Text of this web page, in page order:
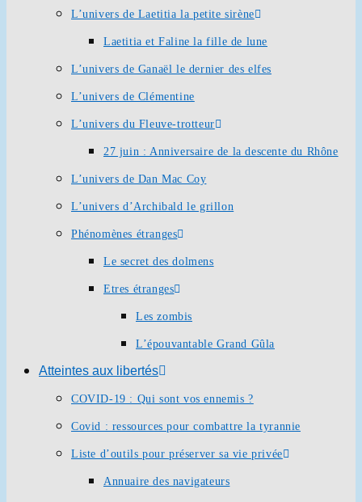
L’univers de Laetitia la petite sirène
Laetitia et Faline la fille de lune
L’univers de Ganaël le dernier des elfes
L’univers de Clémentine
L’univers du Fleuve-trotteur
27 juin : Anniversaire de la descente du Rhône
L’univers de Dan Mac Coy
L’univers d’Archibald le grillon
Phénomènes étranges
Le secret des dolmens
Etres étranges
Les zombis
L’épouvantable Grand Gûla
Atteintes aux libertés
COVID-19 : Qui sont vos ennemis ?
Covid : ressources pour combattre la tyrannie
Liste d’outils pour préserver sa vie privée
Annuaire des navigateurs